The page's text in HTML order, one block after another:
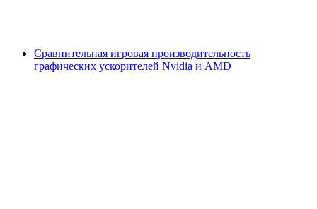
Сравнительная игровая производительность
графических ускорителей Nvidia и AMD